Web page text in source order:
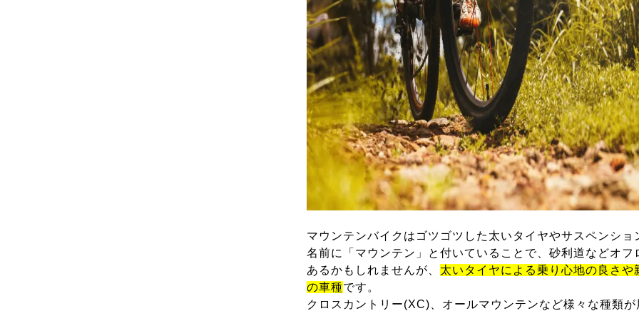
マウンテンバイクはゴツゴツした太いタイヤやサスペンシ
名前に「マウンテン」と付いていることで、砂利道などオ
あるかもしれませんが、 太いタイヤによる乗り心地の良さ
の車種です。
クロスカントリー(XC)、オールマウンテンなど様々な種類